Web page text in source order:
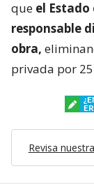
que el
responsable
obra,
privada por
Revisa